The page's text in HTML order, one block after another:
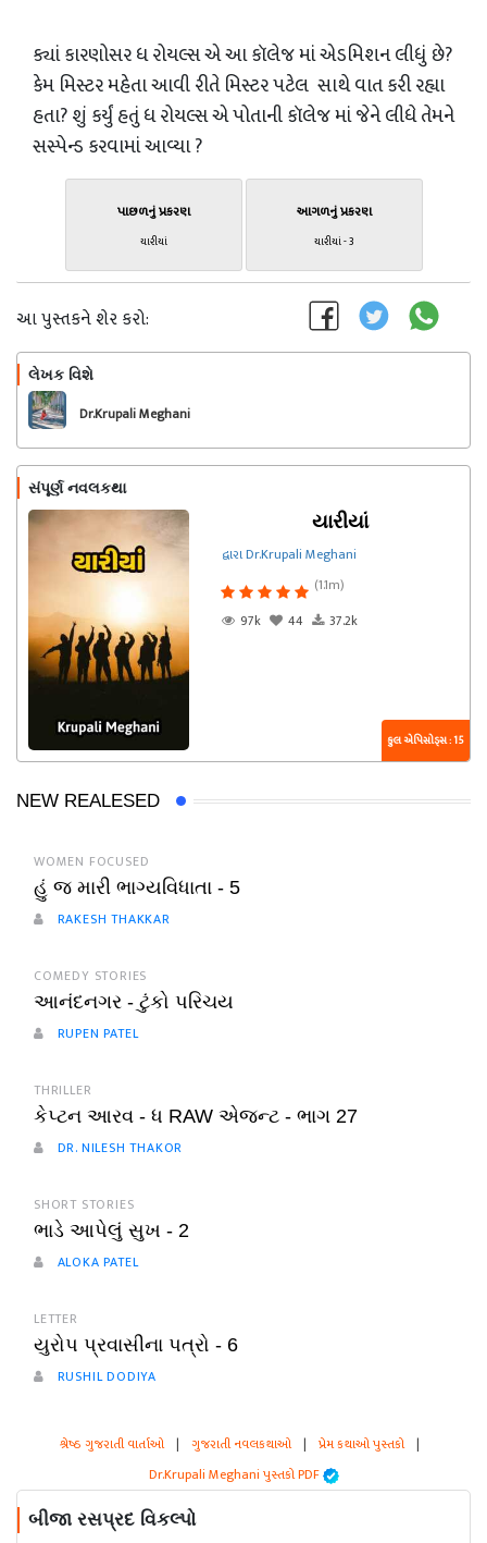
ક્યાં કારણોસર ધ રોયલ્સ એ આ કૉલેજ માં એડમિશન લીધું છે?
કેમ મિસ્ટર મહેતા આવી રીતે મિસ્ટર પટેલ સાથે વાત કરી રહ્યા
હતા? શું કર્યું હતું ધ રોયલ્સ એ પોતાની કૉલેજ માં જેને લીધે તેમને
સસ્પેન્ડ કરવામાં આવ્યા ?
પાછળનું પ્રકરણ
યારીયાં
આગળનું પ્રકરણ
યારીયાં - 3
આ પુસ્તકને શેર કરો:
લેખક વિશે
Dr.Krupali Meghani
સંપૂર્ણ નવલકથા
યારીયાં
દ્વારા Dr.Krupali Meghani
(1.1m)
97k
44 37.2k
કુલ એપિસોડ્સ : 15
NEW REALESED
WOMEN FOCUSED
હું જ મારી ભાગ્યવિધાતા - 5
RAKESH THAKKAR
COMEDY STORIES
આનંદનગર - ટુંકો પરિચય
RUPEN PATEL
THRILLER
કેપ્ટન આરવ - ધ RAW એજન્ટ - ભાગ 27
DR. NILESH THAKOR
SHORT STORIES
ભાડે આપેલું સુખ - 2
ALOKA PATEL
LETTER
યુરોપ પ્રવાસીના પત્રો - 6
RUSHIL DODIYA
શ્રેષ્ઠ ગુજરાતી વાર્તાઓ | ગુજરાતી નવલકથાઓ | પ્રેમ કથાઓ પુસ્તકો |
Dr.Krupali Meghani પુસ્તકો PDF
બીજા રસપ્રદ વિકલ્પો